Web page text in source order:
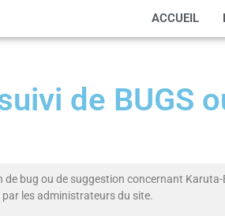
ACCUEIL
de BUGS
bug ou de suggestion concernant
les administrateurs du site.